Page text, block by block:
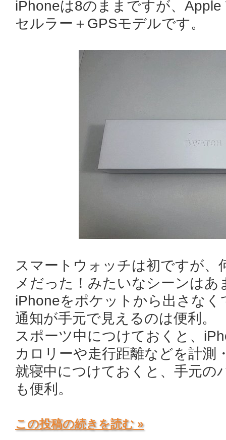
iPhoneは8のままですが、
セルラー＋GPSモデルです。
スマートウォッチは初ですが
メだった！みたいなシーンはあ
iPhoneをポケットから出さな
通知が手元で見えるのは便利。
スポーツ中につけておくと、
カロリーや走行距離などを計測
就寝中につけておくと、手元の
も便利。
この投稿の続きを読む »